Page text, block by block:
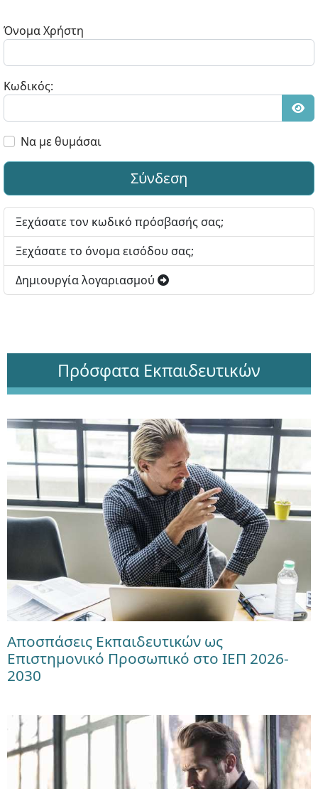
Όνομα Χρήστη
Κωδικός:
Να με θυμάσαι
Σύνδεση
Ξεχάσατε τον κωδικό πρόσβασής σας;
Ξεχάσατε το όνομα εισόδου σας;
Δημιουργία λογαριασμού
Πρόσφατα Εκπαιδευτικών
Αποσπάσεις Εκπαιδευτικών ως
Επιστημονικό Προσωπικό στο ΙΕΠ 2026-
2030